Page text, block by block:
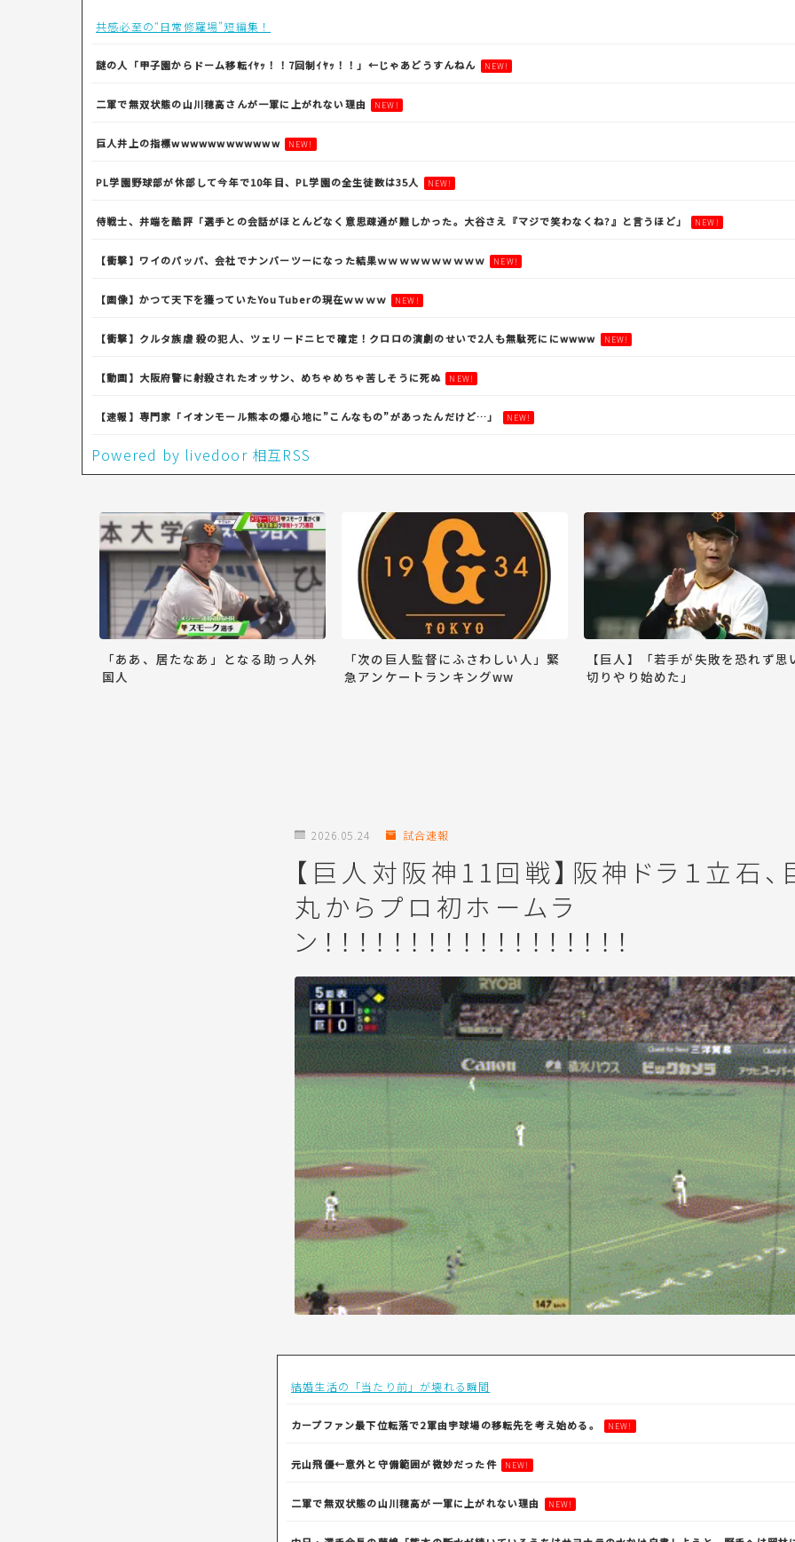
共感必至の“日常修羅場”短編集！
謎の人「甲子園からドーム移転ｲﾔｯ！！7回制ｲﾔｯ！！」←じゃあどうすんねん NEW!
二軍で無双状態の山川穂高さんが一軍に上がれない理由 NEW!
巨人井上の指標wwwwwwwwwwww NEW!
PL学園野球部が休部して今年で10年目、PL学園の全生徒数は35人 NEW!
侍戦士、井端を酷評「選手との会話がほとんどなく意思疎通が難しかった。大谷さえ『マジで笑わなくね?』と言うほど」 NEW!
【衝撃】ワイのパッパ、会社でナンバーツーになった結果ｗｗｗｗｗｗｗｗｗｗ NEW!
【画像】かつて天下を獲っていたYouTuberの現在ｗｗｗｗ NEW!
【衝撃】クルタ族虐 殺の犯人、ツェリードニヒで確定！クロロの演劇のせいで2人も無駄死ににwwww NEW!
【動画】大阪府警に射殺されたオッサン、めちゃめちゃ苦しそうに死ぬ NEW!
【速報】専門家「イオンモール熊本の爆心地に”こんなもの”があったんだけど…」 NEW!
Powered by livedoor 相互RSS
「ああ、居たなあ」となる助っ人外
国人
「次の巨人監督にふさわしい人」緊
急アンケートランキングww
【巨人】「若手が失敗を恐れず思
切りやり始めた」
2026.05.24 試合速報
【巨人対阪神11回戦】阪神ドラ１立石、
丸からプロ初ホームラ
ン！！！！！！！！！！！！！！！！！！
結婚生活の「当たり前」が壊れる瞬間
カープファン最下位転落で2軍由宇球場の移転先を考え始める。 NEW!
元山飛優←意外と守備範囲が微妙だった件 NEW!
二軍で無双状態の山川穂高が一軍に上がれない理由 NEW!